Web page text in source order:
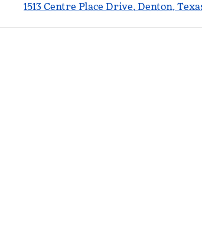
1513 Centre Place Drive, Denton,